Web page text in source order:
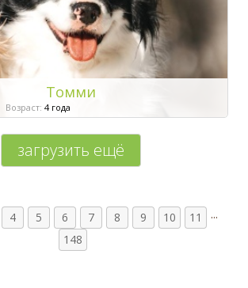
Томми
Возраст: 4 года
загрузить ещё
4 5 6 7 8 9 10 11
...
148